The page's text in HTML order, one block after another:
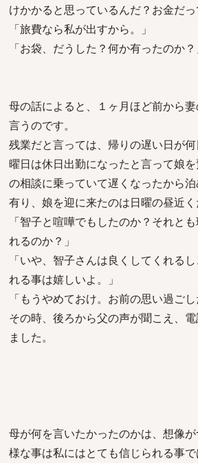
けかかると思っているんだ？お金だっ
「旅費なら私が出すから。」
「お袋、だうした？何か有ったのか？
母の話によると、１ヶ月ほど前から
言うのです。
残業だと言っては、帰りの遅い日が
曜日は休日出勤になったと言って娘
の相談に乗っていて遅くなったから
有り、娘を迎に来たのは日曜の昼近く
「智子と喧嘩でもしたのか？それと
れるのか？」
「いや、智子さんは良くしてくれる
れる事は嬉しいよ。」
「もうやめておけ。お前の思い過ごし
その時、後ろから父の声が聞こえ、
ました。
母が何を言いたかったのかは、想像
様な事は私にはとても信じられる事